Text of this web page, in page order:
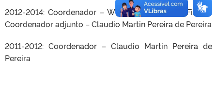
2012-2014: Coordenador – Wilson João Cunico Filho e
Coordenador adjunto – Claudio Martin Pereira de Pereira
2011-2012: Coordenador – Claudio Martin Pereira de
Pereira